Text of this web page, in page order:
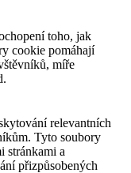
toho, jak
cookie pomáhají
míře
relevantních
Tyto soubory
stránkami a
přizpůsobených